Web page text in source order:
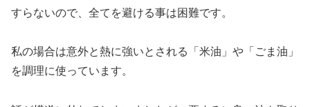
すらないので、全てを避ける事は困難です。
私の場合は意外と熱に強いとされる「米油」や「ごま油」
を調理に使っています。